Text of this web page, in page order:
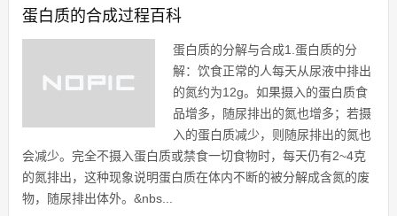
蛋白质的合成过程百科
蛋白质的分解与合成1.蛋白质的分
解：饮食正常的人每天从尿液中排出
的氮约为12g。如果摄入的蛋白质食
品增多，随尿排出的氮也增多；若摄
入的蛋白质减少，则随尿排出的氮也
会减少。完全不摄入蛋白质或禁食一切食物时，每天仍有2~4克
的氮排出，这种现象说明蛋白质在体内不断的被分解成含氮的废
物，随尿排出体外。&nbs...